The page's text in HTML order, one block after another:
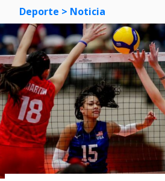
Deporte > Noticia